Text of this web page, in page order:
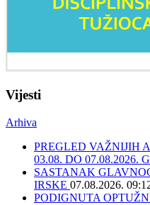
Vijesti
Arhiva
PREGLED VAŽNIJIH
03.08. DO 07.08.2026.
SASTANAK
IRSKE 07.08.2026.
PODIGNUTA